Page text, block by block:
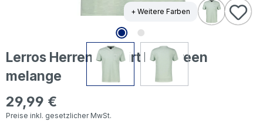
+ Weitere Farben
Lerros Herren T-Shirt bay green
melange
Regulärer Preis:
29,99 €
Preise inkl. gesetzlicher MwSt.